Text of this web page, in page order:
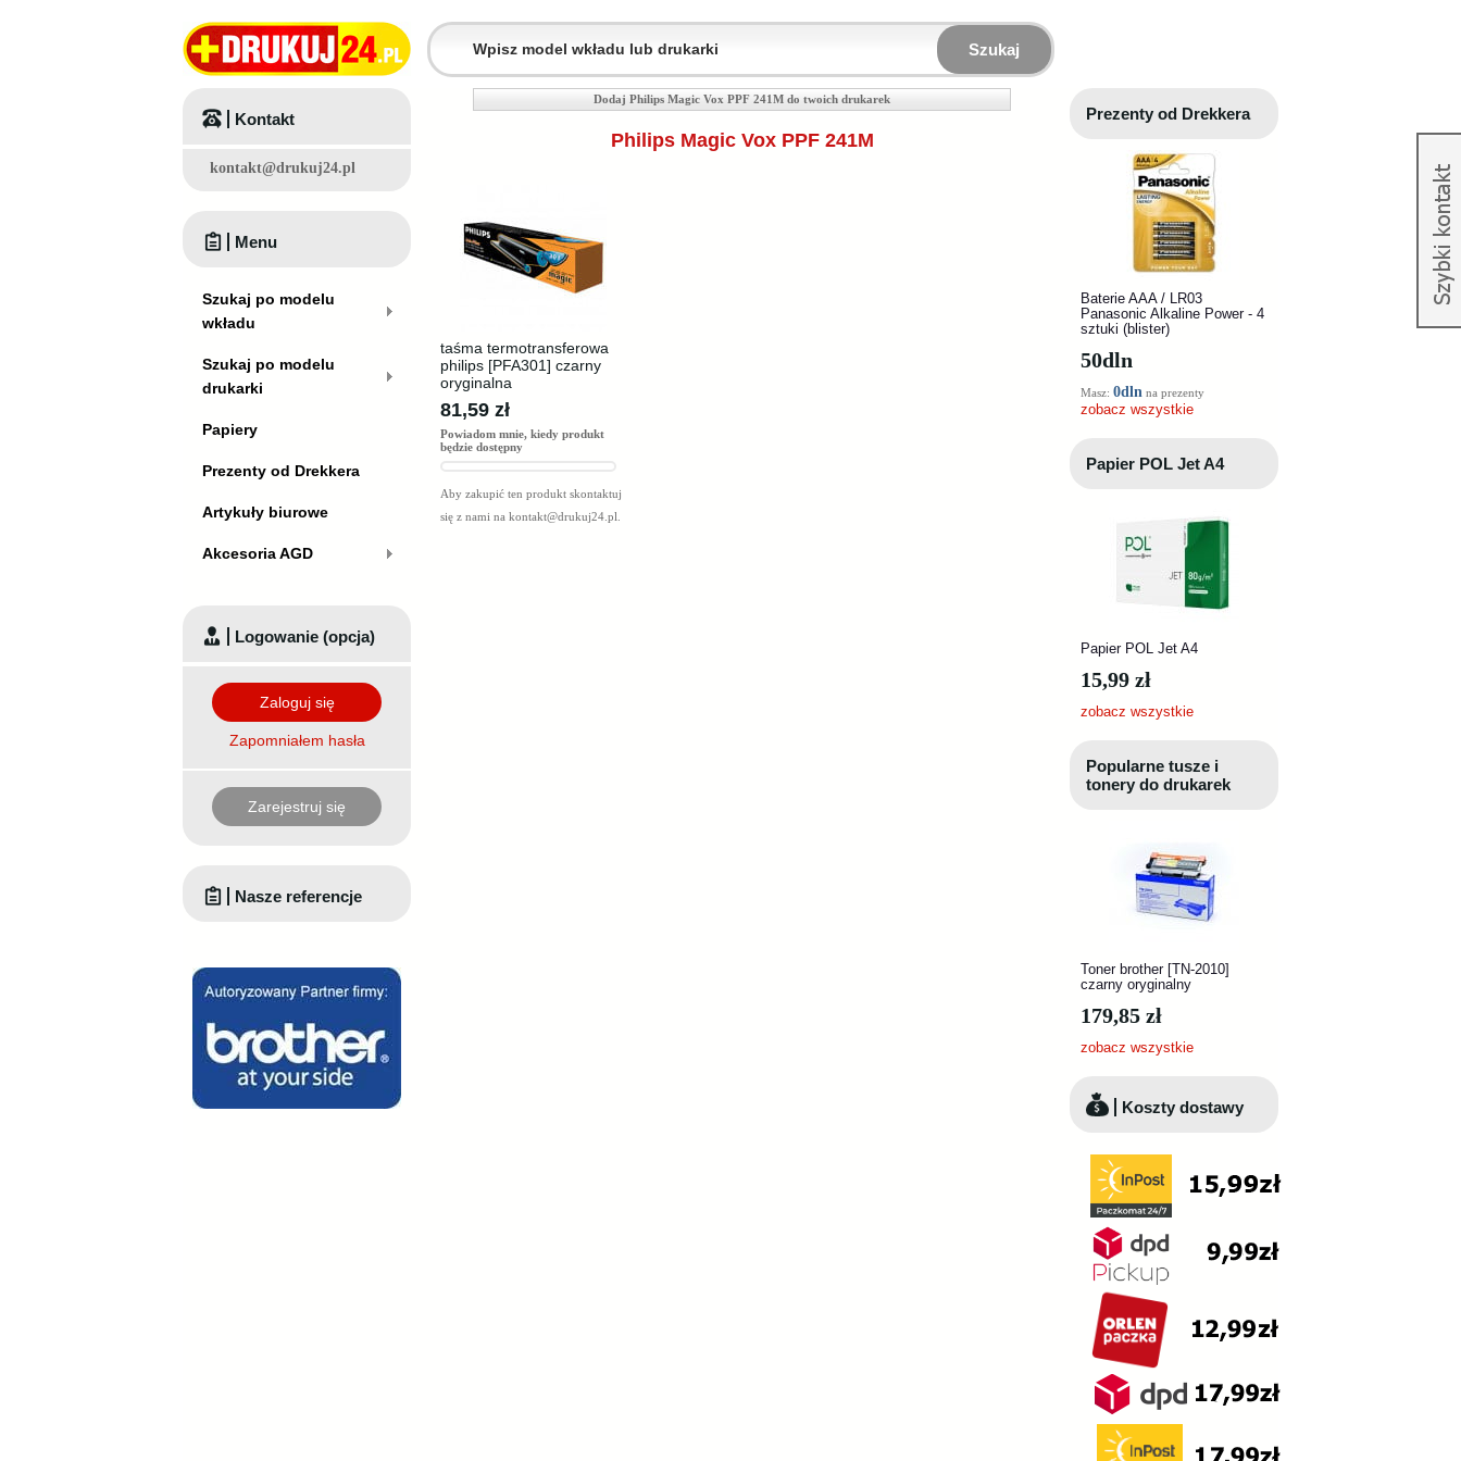
Szukaj
Dodaj Philips Magic Vox PPF 241M do twoich drukarek
Philips Magic Vox PPF 241M
taśma termotransferowa
philips [PFA301] czarny
oryginalna
81,59 zł
Powiadom mnie, kiedy produkt
będzie dostępny
Aby zakupić ten produkt skontaktuj
się z nami na kontakt@drukuj24.pl
Kontakt
kontakt@drukuj24.pl
Menu
Szukaj po modelu
wkładu
Szukaj po modelu
drukarki
Papiery
Prezenty od Drekkera
Artykuły biurowe
Akcesoria AGD
Logowanie (opcja)
Zaloguj się
Zapomniałem hasła
Zarejestruj się
Nasze referencje
Prezenty od Drekkera
Baterie AAA / LR03
Panasonic Alkaline Power - 4
sztuki (blister)
50dln
Masz: 0dln na prezenty
zobacz wszystkie
Papier POL Jet A4
Papier POL Jet A4
15,99 zł
zobacz wszystkie
Popularne tusze i
tonery do drukarek
Toner brother [TN-2010]
czarny oryginalny
179,85 zł
zobacz wszystkie
Koszty dostawy